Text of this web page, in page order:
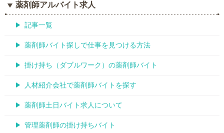
薬剤師アルバイト求人
記事一覧
薬剤師バイト探しで仕事を見つける方法
掛け持ち（ダブルワーク）の薬剤師バイト
人材紹介会社で薬剤師バイトを探す
薬剤師土日バイト求人について
管理薬剤師の掛け持ちバイト